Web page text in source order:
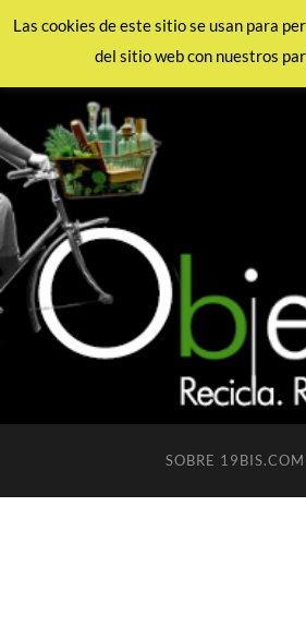
SOBRE 19BIS.COM
Las cookies de este sitio se usan para
del sitio web con nuestros